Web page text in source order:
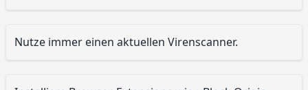
Nutze immer einen aktuellen Virenscanner.